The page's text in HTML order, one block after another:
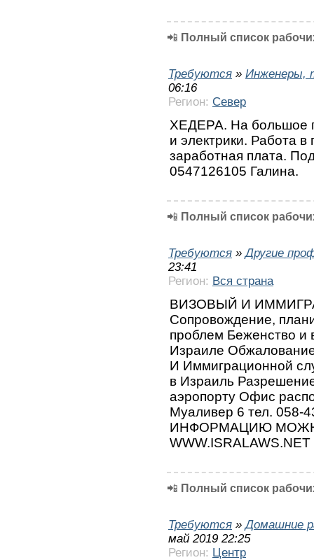
📲 Полный список
Требуются » Инженеры,
06:16
Регион: Север
ХЕДЕРА. На большое
и электрики. Работа
заработная плата.
0547126105 Галина.
📲 Полный список
Требуются »Другие
23:41
Регион: Вся страна
ВИЗОВЫЙ И
Сопровождение,
проблем Беженство и
Израиле
И Иммиграционной
в Израиль
аэропорту Офис
Муаливер 6 тел.
ИНФОРМАЦИЮ
WWW.ISRALAWS.NET
📲 Полный список
Требуются »Домашние
май 2019 22:25
Регион: Центр